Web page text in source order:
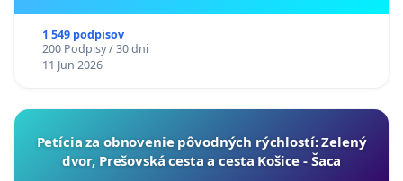
1 549 podpisov
200 Podpisy / 30 dni
11 Jun 2026
​Petícia za obnovenie pôvodných rýchlostí: Zelený
dvor, Prešovská cesta a cesta Košice - Šaca